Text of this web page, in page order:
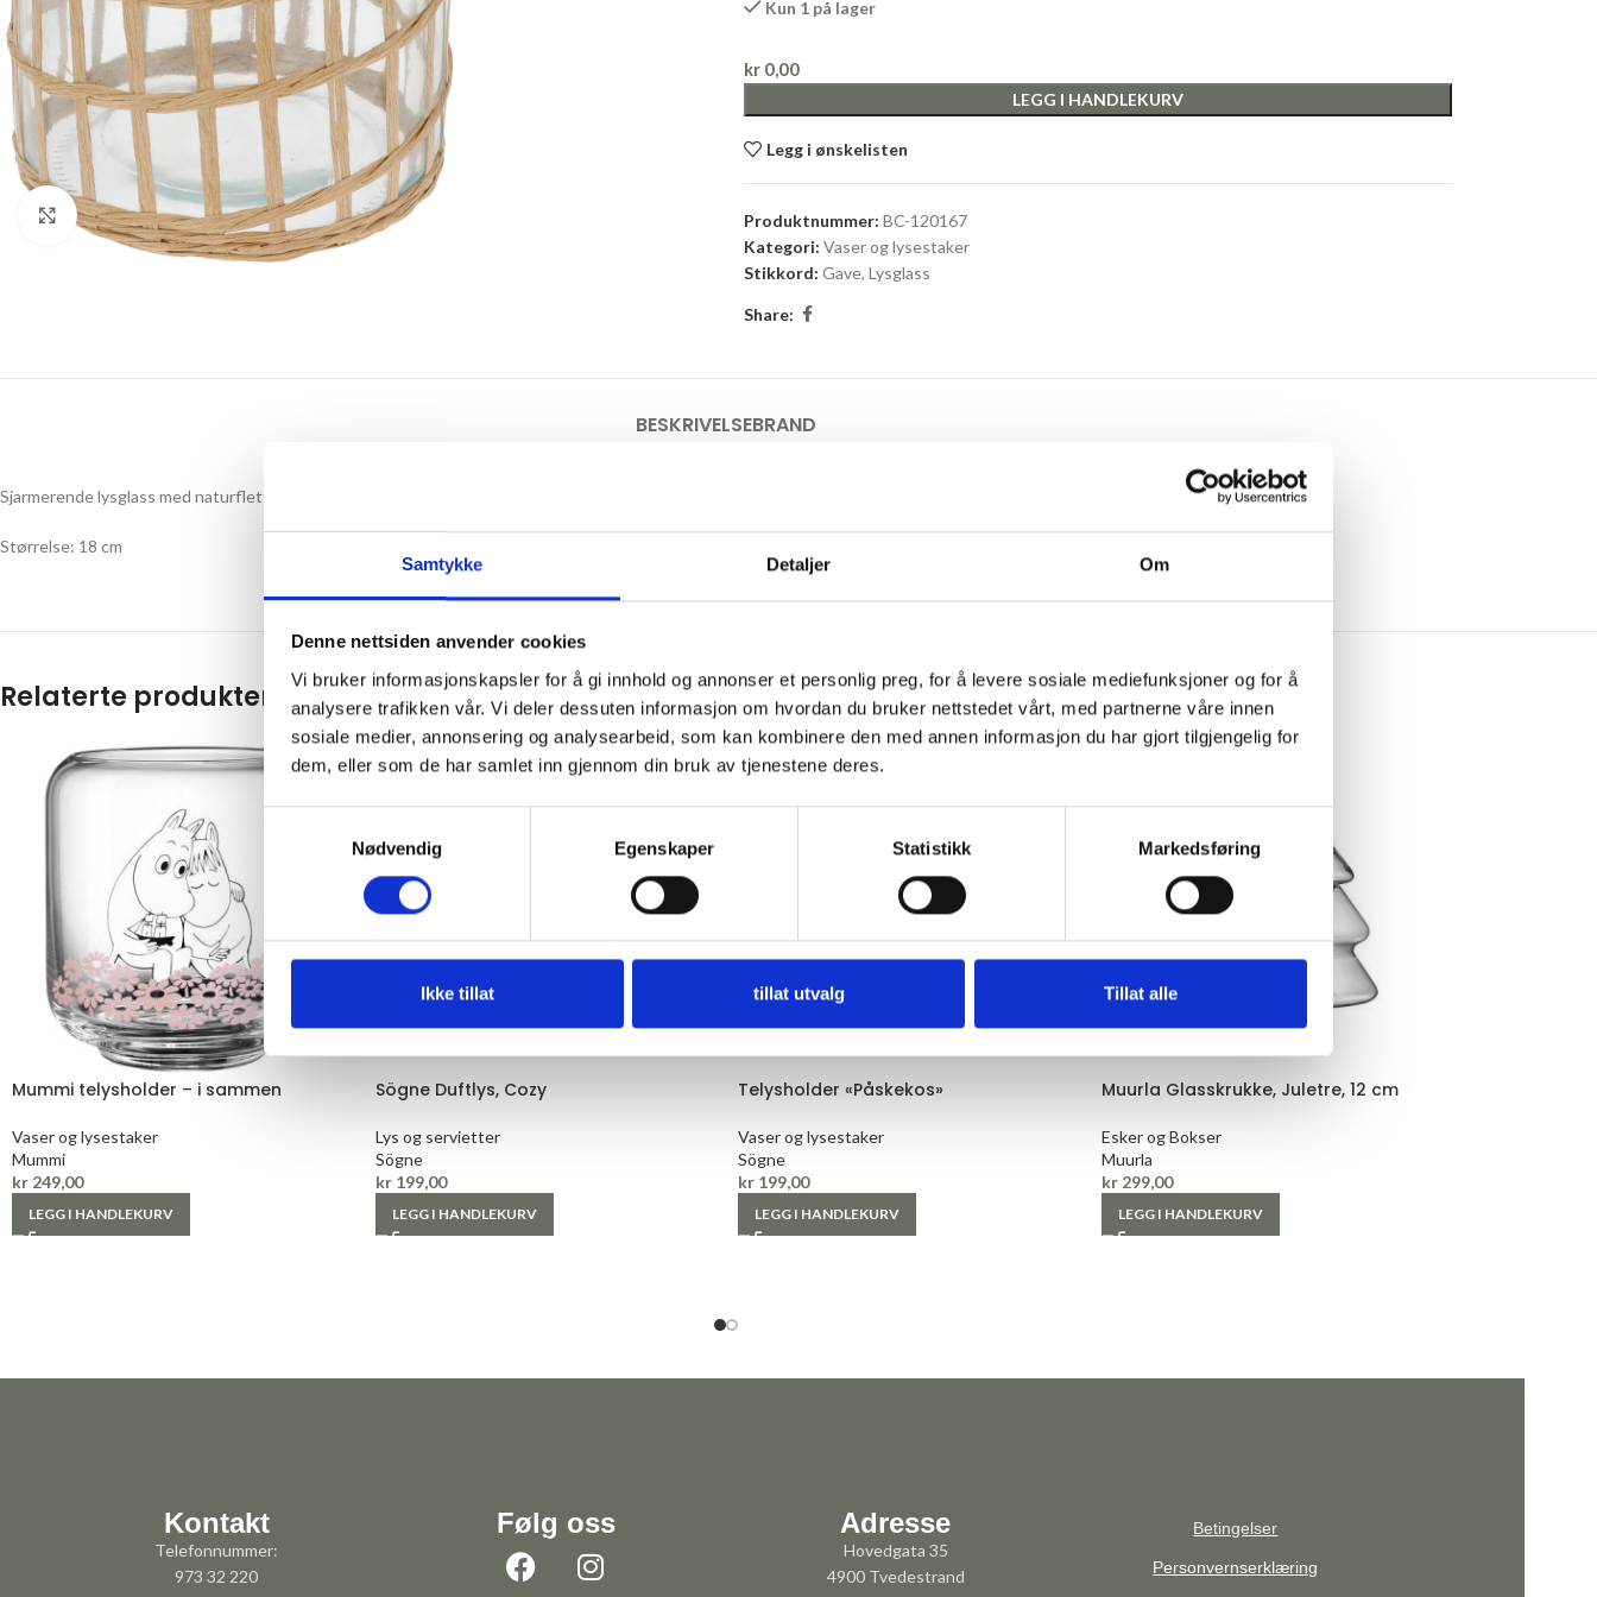
Samtykke Detaljer Om
Denne nettsiden anvender cookies
Vi bruker informasjonskapsler for å gi innhold og annonser et personlig preg, for å levere sosiale mediefunksjoner og for å
analysere trafikken vår. Vi deler dessuten informasjon om hvordan du bruker nettstedet vårt, med partnerne våre innen
sosiale medier, annonsering og analysearbeid, som kan kombinere den med annen informasjon du har gjort tilgjengelig for
dem, eller som de har samlet inn gjennom din bruk av tjenestene deres.
Nødvendig
Egenskaper Statistikk Markedsføring
Ikke tillat tillat utvalg Tillat alle
Click to enlarge
Kun 1 på lager
kr0,00
LEGG I HANDLEKURV
Legg i ønskelisten
Produktnummer: BC-120167
Kategori: Vaser og lysestaker
Stikkord: Gave, Lysglass
Share:
BESKRIVELSEBRAND
Sjarmerende lysglass med naturfletting.
Størrelse: 18 cm
Relaterte produkter
Mummi telysholder – i sammen
Vaser og lysestaker
Mummi
kr 249,00
LEGG I HANDLEKURV
Sögne Duftlys, Cozy
Lys og servietter
Sögne
kr199,00
LEGG I HANDLEKURV
Telysholder «Påskekos»
Vaser og lysestaker
Sögne
kr 199,00
LEGG I HANDLEKURV
Muurla Glasskrukke, Juletre, 12 cm
Esker og Bokser
Muurla
kr299,00
LEGG I HANDLEKURV
Kontakt
Telefonnummer:
973 32 220
Følg oss Adresse
Hovedgata 35
4900 Tvedestrand
Betingelser
Personvernserklæring